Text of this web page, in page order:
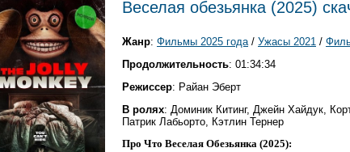
Веселая обезьянка (2025)
Жанр: Фильмы 2025 года/ Ужасы 2021 /
Продолжительность: 01:34:34
Режиссер: Райан Эберт
В ролях: Доминик Китинг, Джейн Хайдук,
Патрик Лабьорто, Кэтлин Тернер
Про Что Веселая Обезьянка (2025):